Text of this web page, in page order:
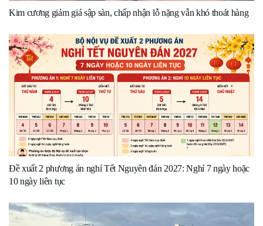
Kim cương giảm giá sập sàn, chấp nhận lỗ nặng vẫn khó thoát hàng
Đề xuất 2 phương án nghỉ Tết Nguyên đán 2027: Nghỉ 7 ngày hoặc
10 ngày liên tục